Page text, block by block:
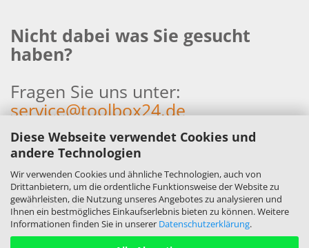
Diese Webseite verwendet Cookies und
andere Technologien
Wir verwenden Cookies und ähnliche Technologien, auch von
Drittanbietern, um die ordentliche Funktionsweise der Website zu
gewährleisten, die Nutzung unseres Angebotes zu analysieren und
Ihnen ein bestmögliches Einkaufserlebnis bieten zu können. Weitere
Informationen finden Sie in unserer Datenschutzerklärung.
Nicht dabei was Sie gesucht
haben?
Fragen Sie uns unter:
service@toolbox24.de
Händleranfragen und
Kooperationen sind sehr
erwünscht!